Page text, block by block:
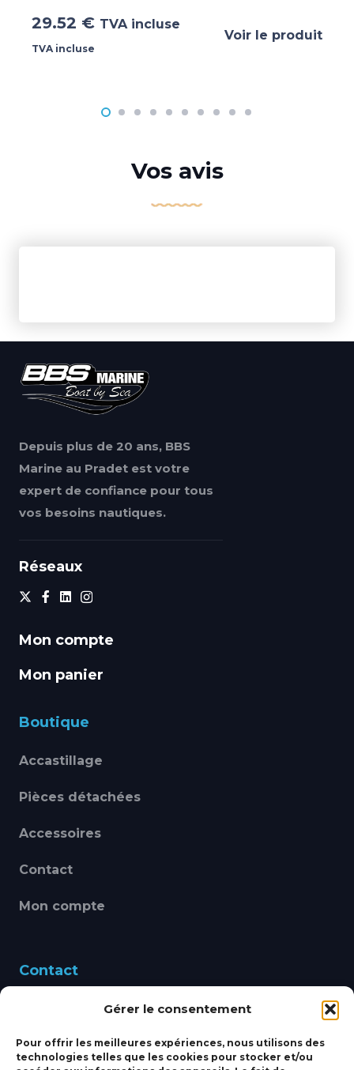
Gérer le consentement
Pour offrir les meilleures expériences, nous utilisons des
technologies telles que les cookies pour stocker et/ou
29.52 € TVA incluse
TVA incluse
Voir le produit
Vos avis
Depuis plus de 20 ans, BBS
Marine au Pradet est votre
expert de confiance pour tous
vos besoins nautiques.
Réseaux
Mon compte
Mon panier
Boutique
Accastillage
Pièces détachées
Accessoires
Contact
Mon compte
Contact
460 Avenue Alain Le